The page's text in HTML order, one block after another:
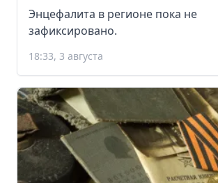
Энцефалита в регионе пока не
зафиксировано.
18:33, 3 августа